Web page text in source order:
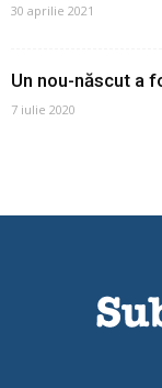
30 aprilie 2021
Un nou-născut a
7 iulie 2020